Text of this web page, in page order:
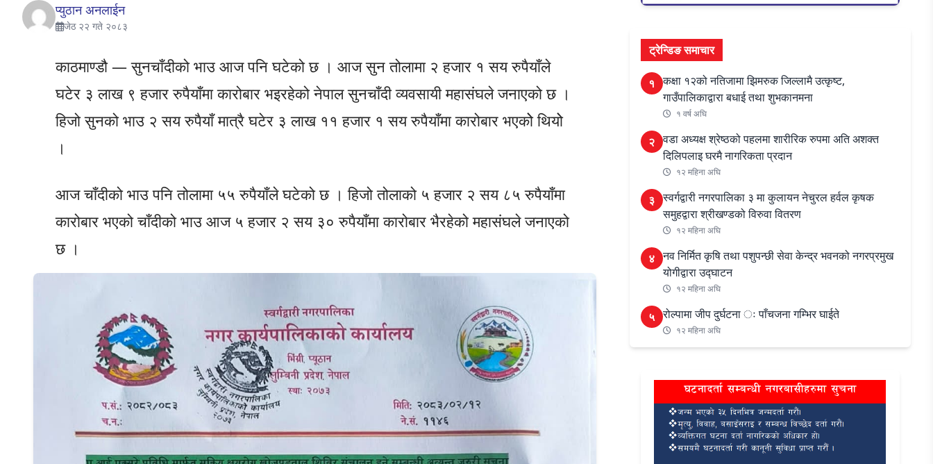
प्युठान अनलाईन
जेठ २२ गते २०८३
काठमाण्डौ — सुनचाँदीको भाउ आज पनि घटेको छ । आज सुन तोलामा २ हजार १ सय रुपैयाँले
घटेर ३ लाख ९ हजार रुपैयाँमा कारोबार भइरहेको नेपाल सुनचाँदी व्यवसायी महासंघले जनाएको छ ।
हिजो सुनको भाउ २ सय रुपैयाँ मात्रै घटेर ३ लाख ११ हजार १ सय रुपैयाँमा कारोबार भएकोे थियोे
।
आज चाँदीको भाउ पनि तोलामा ५५ रुपैयाँले घटेको छ । हिजो तोलाको ५ हजार २ सय ८५ रुपैयाँमा
कारोबार भएको चाँदीको भाउ आज ५ हजार २ सय ३० रुपैयाँमा कारोबार भैरहेको महासंघले जनाएको
छ ।
ट्रेन्डिङ समाचार
१ कक्षा १२को नतिजामा झिमरुक जिल्लामै उत्कृष्ट,
गाउँपालिकाद्वारा बधाई तथा शुभकानमना
१ वर्ष अघि
२ वडा अध्यक्ष श्रेष्ठको पहलमा शारीरिक रुपमा अति अशक्त
दिलिपलाइ घरमै नागरिकता प्रदान
१२ महिना अघि
३ स्वर्गद्वारी नगरपालिका ३ मा कुलायन नेचुरल हर्वल कृषक
समुहद्वारा श्रीखण्डको विरुवा वितरण
१२ महिना अघि
४ नव निर्मित कृषि तथा पशुपन्छी सेवा केन्द्र भवनको नगरप्रमुख
योगीद्वारा उद्घाटन
१२ महिना अघि
५ रोल्पामा जीप दुर्घटना ः पाँचजना गम्भिर घाईते
१२ महिना अघि